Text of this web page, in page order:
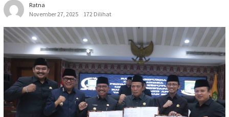
Ratna
November 27, 2025
172 Dilihat